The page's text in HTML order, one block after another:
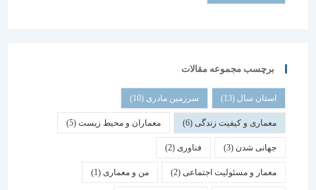
برچسب مجموعه مقالات
استان سال(13) سرزمین مادری(10)
معماری و کیفیت زندگی(6) معماران و محیط زیست(5)
جهانی شدن(3) فناوری (2)
معمار و مسئولیت اجتماعی (2) من و معماری (1)